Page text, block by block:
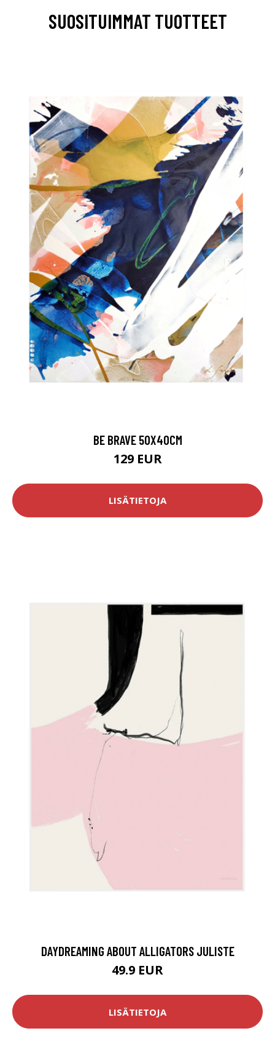
SUOSITUIMMAT TUOTTEET
BE BRAVE 50X40CM
129 EUR
LISÄTIETOJA
DAYDREAMING ABOUT ALLIGATORS JULISTE
49.9 EUR
LISÄTIETOJA